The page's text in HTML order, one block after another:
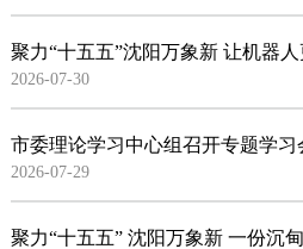
2026-07-30
2026-07-29